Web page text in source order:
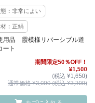
：非常によい
：正絹
用品 霞模様リバーシブル道
ート
期間限定50％OFF！
¥1,500
(税込 ¥1,650)
通常価格 ¥3,000 (税込 ¥3,300)